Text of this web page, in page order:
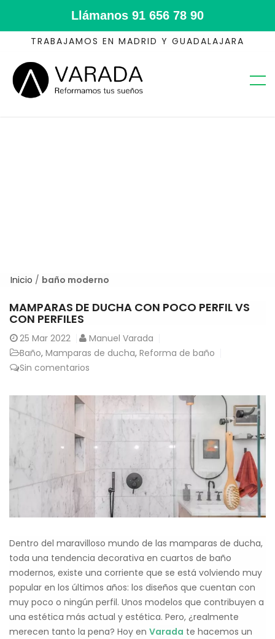
Llámanos 91 656 78 90
TRABAJAMOS EN MADRID Y GUADALAJARA
Inicio / baño moderno
MAMPARAS DE DUCHA CON POCO PERFIL VS
CON PERFILES
25 Mar 2022
Manuel Varada
Baño, Mamparas de ducha, Reforma de baño
Sin comentarios
Dentro del maravilloso mundo de las mamparas de ducha,
toda una tendencia decorativa en cuartos de baño
modernos, existe una corriente que se está volviendo muy
popular en los últimos años: los diseños que cuentan con
muy poco o ningún perfil. Unos modelos que contribuyen a
una estética más actual y estética. Pero, ¿realmente
merecen tanto la pena? Hoy en Varada te hacemos un